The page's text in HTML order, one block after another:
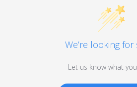
We’re looking for
Let us know what